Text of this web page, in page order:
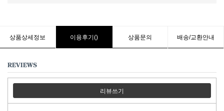
상품상세정보 이용후기() 상품문의 배송/교환안내
REVIEWS
리뷰쓰기